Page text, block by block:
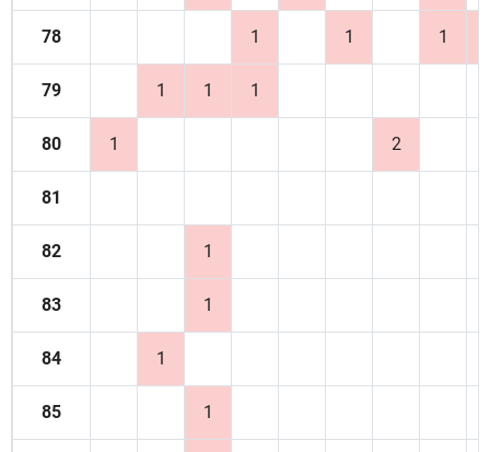
78 1 1 1
79 1 1 1
80 1 2
81
82 1
83 1
84 1
85 1